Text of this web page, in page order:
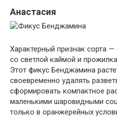
Анастасия
Характерный признак сорта
со светлой каймой и
Этот фикус Бенджамина
своевременно удалять
сформировать компактное
маленькими шаровидными
только в оранжерейных